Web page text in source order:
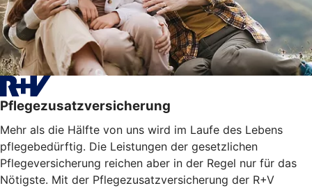
Pflegezusatzversicherung
Mehr als die Hälfte von uns wird im Laufe des Lebens
pflegebedürftig. Die Leistungen der gesetzlichen
Pflegeversicherung reichen aber in der Regel nur für das
Nötigste. Mit der Pflegezusatzversicherung der R+V